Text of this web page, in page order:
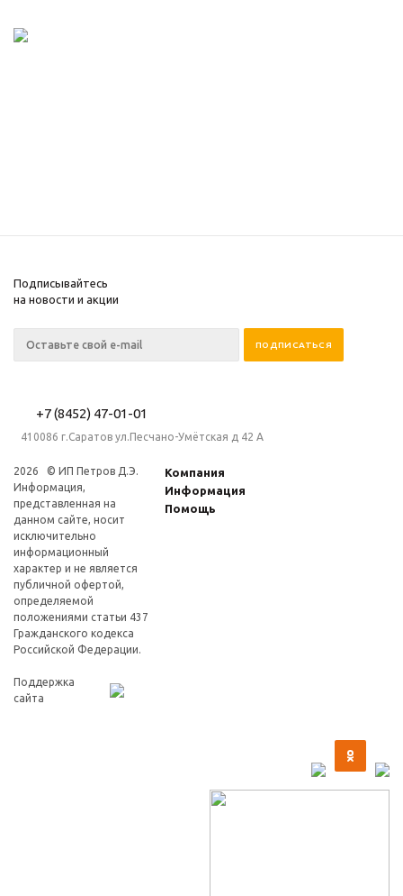
Подписывайтесь
на новости и акции
+7 (8452) 47-01-01
410086 г.Саратов ул.Песчано-Умётская д 42 А
2026 © ИП Петров Д.Э.
Информация,
представленная на
данном сайте, носит
исключительно
информационный
характер и не является
публичной офертой,
определяемой
положениями статьи 437
Гражданского кодекса
Российской Федерации.
Поддержка
сайта
Компания
Информация
Помощь